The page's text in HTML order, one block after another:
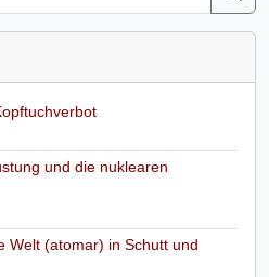
und die nuklearen
Welt (atomar) in Schutt und